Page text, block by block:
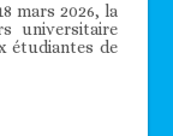
mars 2026, la
universitaire
étudiantes de